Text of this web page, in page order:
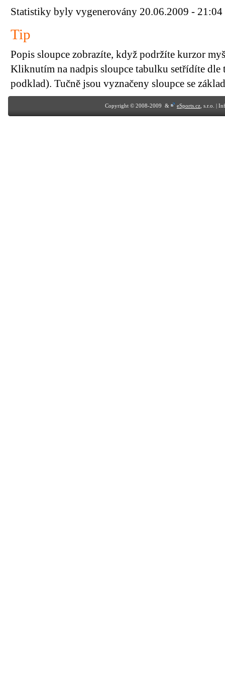
Statistiky byly vygenerovány 20.06.2009 - 21:04
Tip
Popis sloupce zobrazíte, když podržíte kurzor
Kliknutím na nadpis sloupce tabulku setřídíte dle
podklad). Tučně jsou vyznačeny sloupce se
Copyright © 2008-2009 & eSports.cz , s.r.o. |